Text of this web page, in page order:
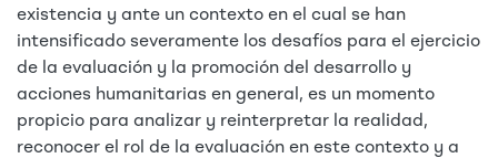
existencia y ante un contexto en el cual se han
intensificado severamente los desafíos para el ejercicio
de la evaluación y la promoción del desarrollo y
acciones humanitarias en general, es un momento
propicio para analizar y reinterpretar la realidad,
reconocer el rol de la evaluación en este contexto y a